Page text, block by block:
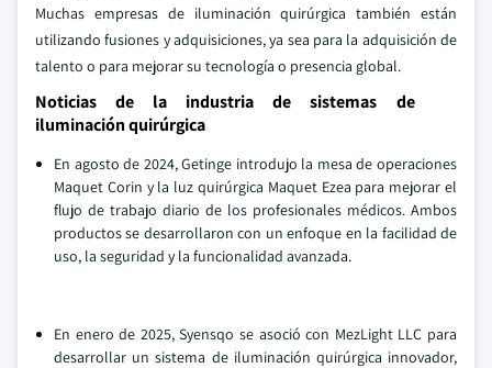
Muchas empresas de iluminación quirúrgica también están
utilizando fusiones y adquisiciones, ya sea para la adquisición de
talento o para mejorar su tecnología o presencia global.
Noticias de la industria de sistemas de
iluminación quirúrgica
En agosto de 2024, Getinge introdujo la mesa de operaciones
Maquet Corin y la luz quirúrgica Maquet Ezea para mejorar el
flujo de trabajo diario de los profesionales médicos. Ambos
productos se desarrollaron con un enfoque en la facilidad de
uso, la seguridad y la funcionalidad avanzada.
En enero de 2025, Syensqo se asoció con MezLight LLC para
desarrollar un sistema de iluminación quirúrgica innovador,